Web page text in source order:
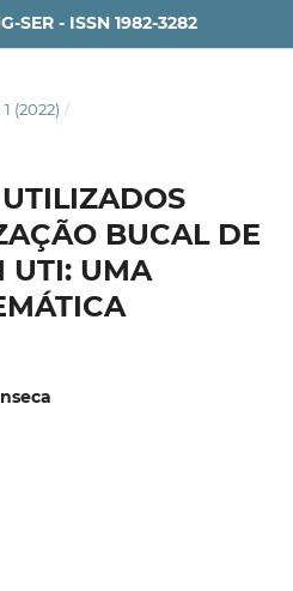
SER - ISSN 1982-3282
1 (2022) /
BUCAL DE
UTI: UMA